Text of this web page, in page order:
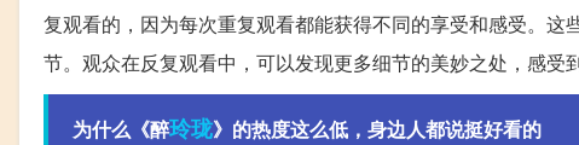
复观看的，因为每次重复观看都能获得不同的享受和感受。
节。观众在反复观看中，可以发现更多细节的美妙之处，感受
为什么《醉玲珑》的热度这么低，身边人都说挺好看的